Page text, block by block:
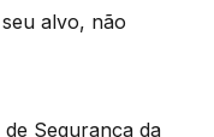
alvo, não
Segurança da